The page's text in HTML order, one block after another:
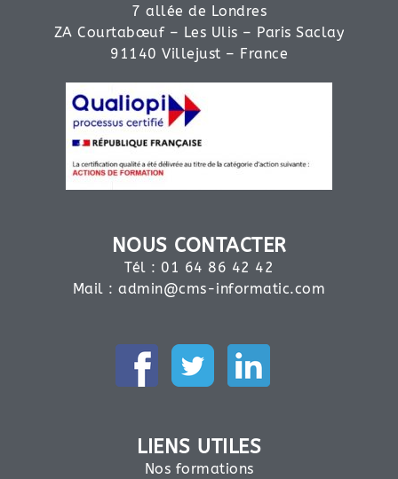
7 allée de Londres
ZA Courtabœuf – Les Ulis – Paris Saclay
91140 Villejust – France
NOUS CONTACTER
Tél : 01 64 86 42 42
Mail :admin@cms-informatic.com
LIENS UTILES
Nos formations